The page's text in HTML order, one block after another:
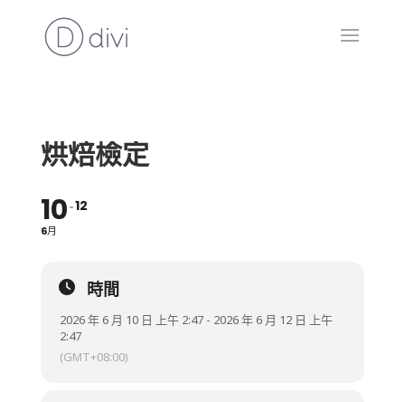
烘焙檢定
10
6月
12
時間
2026 年 6 月 10 日 上午 2:47 - 2026 年 6 月 12 日 上午
2:47
(GMT+08:00)